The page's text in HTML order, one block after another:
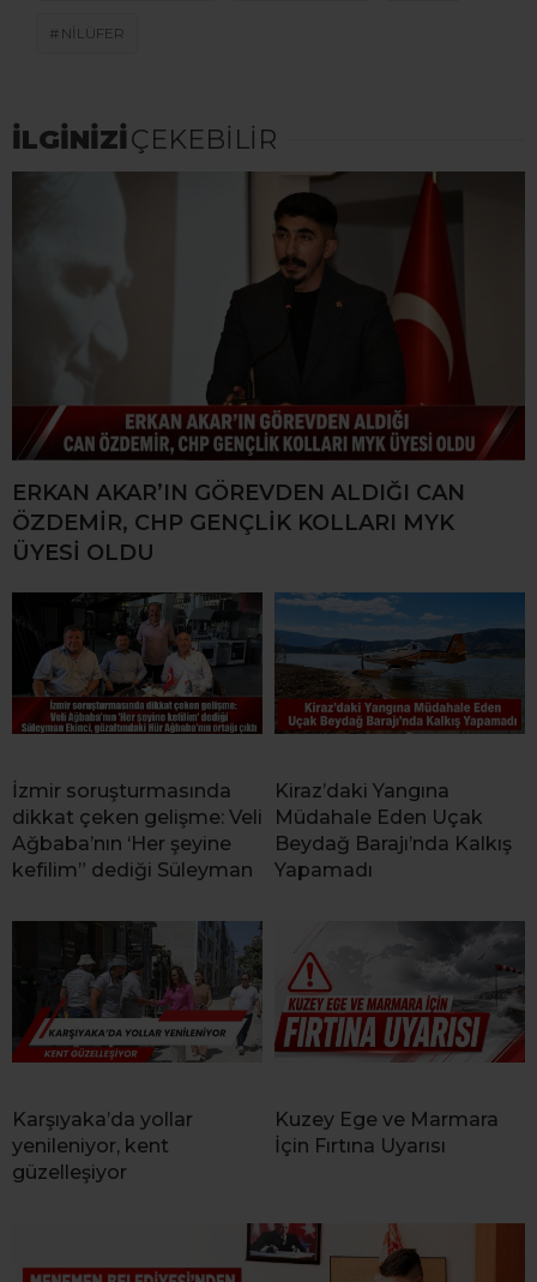
NILÜFER
İLGİNİZİÇEKEBİLİR
ERKAN AKAR’IN GÖREVDEN ALDIĞI CAN
ÖZDEMİR, CHP GENÇLİK KOLLARI MYK
ÜYESİ OLDU
İzmir soruşturmasında
dikkat çeken gelişme: Veli
Ağbaba’nın ‘Her şeyine
kefilim” dediği Süleyman
Kiraz’daki Yangına
Müdahale Eden Uçak
Beydağ Barajı’nda Kalkış
Yapamadı
Karşıyaka’da yollar
yenileniyor, kent
güzelleşiyor
Kuzey Ege ve Marmara
İçin Fırtına Uyarısı